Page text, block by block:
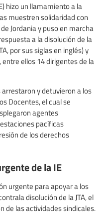
hizo un llamamiento a la
muestren solidaridad con
Jordania y puso en marcha
a la disolución de la
por sus siglas en inglés) y
ellos 14 dirigentes de la
y detuvieron a los
Docentes, el cual se
agentes
pacíficas
de los derechos
de la IE
urgente para apoyar a los
disolución de la JTA, el
de las actividades sindicales.